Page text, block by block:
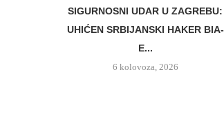
SIGURNOSNI UDAR U ZAGREBU:
UHIĆEN SRBIJANSKI HAKER BIA-
E...
6 kolovoza, 2026